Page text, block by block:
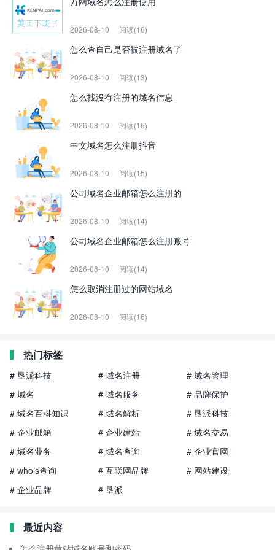
2026-08-10 阅读(16)
怎么查自己是否被注册域名了
2026-08-10 阅读(13)
怎么找没有注册的域名信息
2026-08-10 阅读(16)
中文域名怎么注册抖音
2026-08-10 阅读(15)
公司域名企业邮箱怎么注册的
2026-08-10 阅读(14)
公司域名企业邮箱怎么注册账号
2026-08-10 阅读(14)
怎么取消注册过的网站域名
2026-08-10 阅读(16)
热门标签
# 垦派科技 # 域名注册
# 域名管理
# 域名
# 域名服务
# 品牌保护
# 域名百科知识
# 域名解析
# 垦派科技
# 企业邮箱
# 企业建站
# 域名交易
# 域名业务
# 域名查询
# 企业官网
# whois查询
# 互联网品牌
# 网站建设
# 企业品牌
# 垦派
最近内容